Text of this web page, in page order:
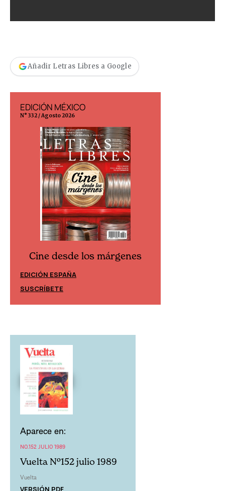
Añadir Letras Libres a Google
EDICIÓN MÉXICO
N° 332 / Agosto 2026
Cine desde los márgenes
EDICIÓN ESPAÑA
SUSCRÍBETE
Aparece en:
NO.152 JULIO 1989
Vuelta Nº152 julio 1989
Vuelta
VERSIÓN PDF